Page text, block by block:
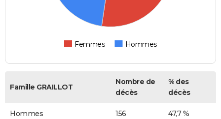
Femmes Hommes
Famille GRAILLOT
Nombre de
décès
% des
décès
Hommes 156 47,7 %